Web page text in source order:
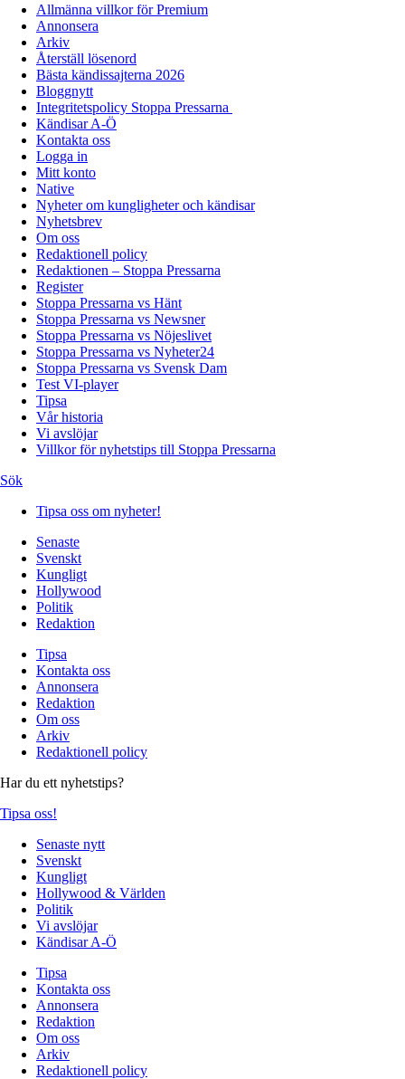
Allmänna villkor för Premium
Annonsera
Arkiv
Återställ lösenord
Bästa kändissajterna 2026
Bloggnytt
Integritetspolicy Stoppa Pressarna
Kändisar A-Ö
Kontakta oss
Logga in
Mitt konto
Native
Nyheter om kungligheter och kändisar
Nyhetsbrev
Om oss
Redaktionell policy
Redaktionen – Stoppa Pressarna
Register
Stoppa Pressarna vs Hänt
Stoppa Pressarna vs Newsner
Stoppa Pressarna vs Nöjeslivet
Stoppa Pressarna vs Nyheter24
Stoppa Pressarna vs Svensk Dam
Test VI-player
Tipsa
Vår historia
Vi avslöjar
Villkor för nyhetstips till Stoppa Pressarna
Sök
Tipsa oss om nyheter!
Senaste
Svenskt
Kungligt
Hollywood
Politik
Redaktion
Tipsa
Kontakta oss
Annonsera
Redaktion
Om oss
Arkiv
Redaktionell policy
Har du ett nyhetstips?
Tipsa oss!
Senaste nytt
Svenskt
Kungligt
Hollywood & Världen
Politik
Vi avslöjar
Kändisar A-Ö
Tipsa
Kontakta oss
Annonsera
Redaktion
Om oss
Arkiv
Redaktionell policy